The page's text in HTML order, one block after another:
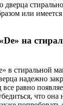
дверца
или
на
в стиральной
надежно
равно
что она